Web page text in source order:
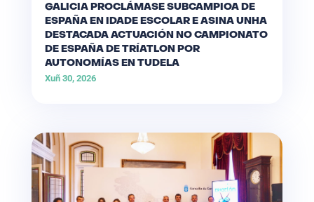
GALICIA PROCLÁMASE SUBCAMPIOA DE
ESPAÑA EN IDADE ESCOLAR E ASINA UNHA
DESTACADA ACTUACIÓN NO CAMPIONATO
DE ESPAÑA DE TRÍATLON POR
AUTONOMÍAS EN TUDELA
Xuñ 30, 2026